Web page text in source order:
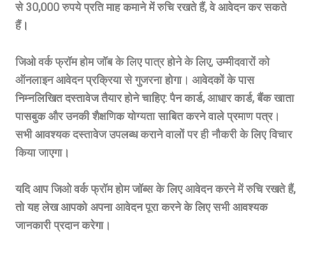
से 30,000 रुपये प्रति माह कमाने में रुचि रखते हैं, वे आवेदन कर सकते
हैं।
जिओ वर्क फ्रॉम होम जॉब के लिए पात्र होने के लिए, उम्मीदवारों को
ऑनलाइन आवेदन प्रक्रिया से गुजरना होगा। आवेदकों के पास
निम्नलिखित दस्तावेज तैयार होने चाहिए: पैन कार्ड, आधार कार्ड, बैंक खाता
पासबुक और उनकी शैक्षणिक योग्यता साबित करने वाले प्रमाण पत्र।
सभी आवश्यक दस्तावेज उपलब्ध कराने वालों पर ही नौकरी के लिए विचार
किया जाएगा।
यदि आप जिओ वर्क फ्रॉम होम जॉब्स के लिए आवेदन करने में रुचि रखते हैं,
तो यह लेख आपको अपना आवेदन पूरा करने के लिए सभी आवश्यक
जानकारी प्रदान करेगा।